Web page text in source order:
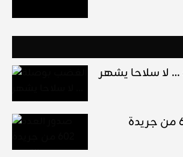
لا سلاحا يشهر
صدور العدد 602 من جريدة